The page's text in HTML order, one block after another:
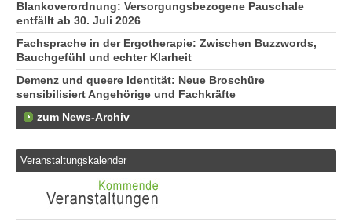
Blankoverordnung: Versorgungsbezogene Pauschale
entfällt ab 30. Juli 2026
Fachsprache in der Ergotherapie: Zwischen Buzzwords,
Bauchgefühl und echter Klarheit
Demenz und queere Identität: Neue Broschüre
sensibilisiert Angehörige und Fachkräfte
zum News-Archiv
Veranstaltungskalender